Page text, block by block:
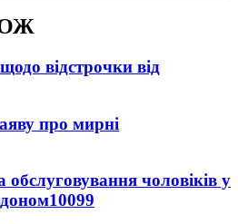
відстрочки від
про мирні
чоловіків у
10099